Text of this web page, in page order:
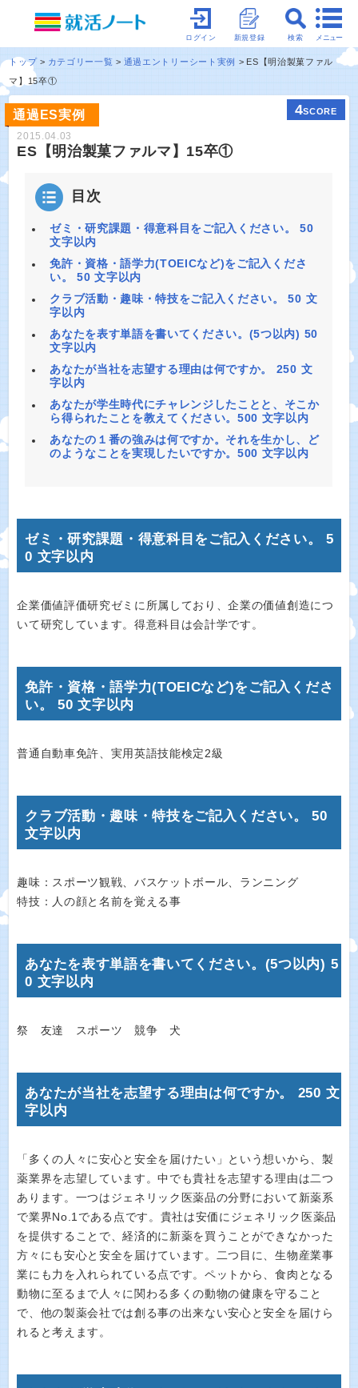
メニュー
検索
新規登録
ログイン
トップ カテゴリー一覧 通過エントリーシート実例
ES【明治製菓ファル
マ】15卒①
通過ES実例 4SCORE
2015.04.03
ES【明治製菓ファルマ】15卒①
目次
ゼミ・研究課題・得意科目をご記入ください。 50
文字以内
免許・資格・語学力(TOEICなど)をご記入くださ
い。 50 文字以内
クラブ活動・趣味・特技をご記入ください。 50 文
字以内
あなたを表す単語を書いてください。(5つ以内) 50
文字以内
あなたが当社を志望する理由は何ですか。 250 文
字以内
あなたが学生時代にチャレンジしたことと、そこか
ら得られたことを教えてください。500 文字以内
あなたの１番の強みは何ですか。それを生かし、ど
のようなことを実現したいですか。500 文字以内
ゼミ・研究課題・得意科目をご記入ください。 5
0 文字以内
企業価値評価研究ゼミに所属しており、企業の価値創造につ
いて研究しています。得意科目は会計学です。
免許・資格・語学力(TOEICなど)をご記入くださ
い。 50 文字以内
普通自動車免許、実用英語技能検定2級
クラブ活動・趣味・特技をご記入ください。 50
文字以内
趣味：スポーツ観戦、バスケットボール、ランニング
特技：人の顔と名前を覚える事
あなたを表す単語を書いてください。(5つ以内) 5
0 文字以内
祭 友達 スポーツ 競争 犬
あなたが当社を志望する理由は何ですか。 250 文
字以内
「多くの人々に安心と安全を届けたい」という想いから、製
薬業界を志望しています。中でも貴社を志望する理由は二つ
あります。一つはジェネリック医薬品の分野において新薬系
で業界No.1である点です。貴社は安価にジェネリック医薬品
を提供することで、経済的に新薬を買うことができなかった
方々にも安心と安全を届けています。二つ目に、生物産業事
業にも力を入れられている点です。ペットから、食肉となる
動物に至るまで人々に関わる多くの動物の健康を守ること
で、他の製薬会社では創る事の出来ない安心と安全を届けら
れると考えます。